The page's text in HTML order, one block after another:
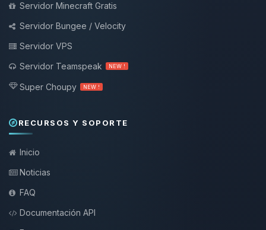
Servidor Minecraft Gratis
Servidor Bungee / Velocity
Servidor VPS
Servidor Teamspeak
NEW !
Super Choupy NEW !
RECURSOS Y SOPORTE
Inicio
Noticias
FAQ
Documentación API